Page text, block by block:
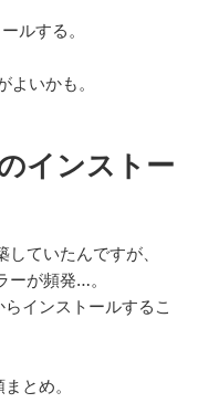
ルする。
いかも。
インストー
していたんですが、
ーが頻発…。
インストールするこ
とめ。